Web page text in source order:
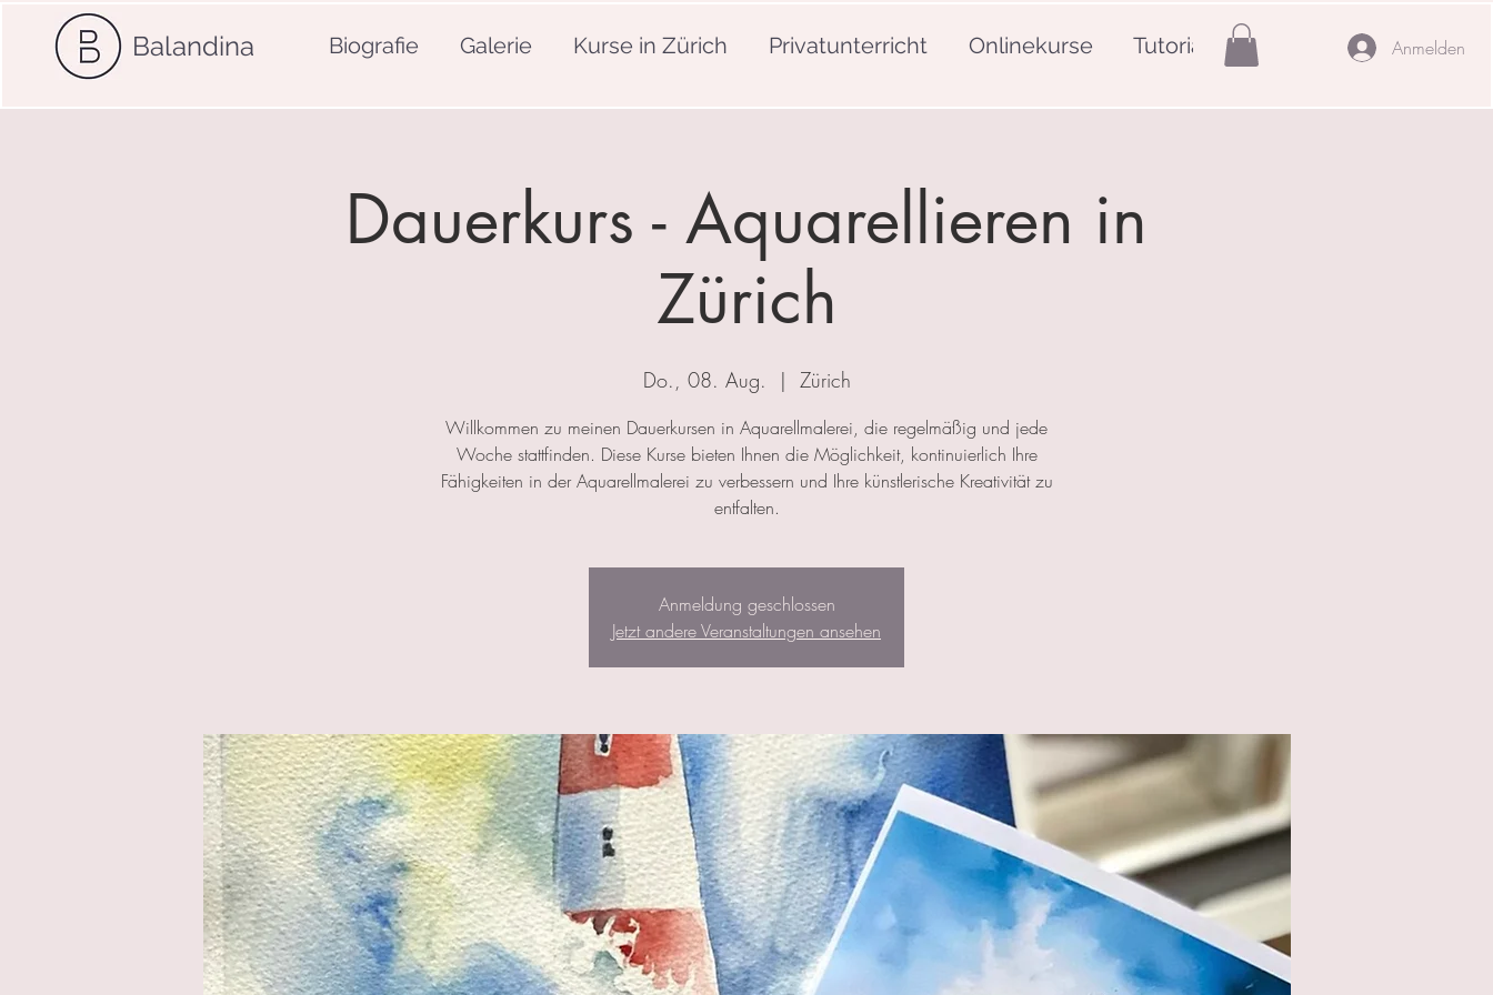
Balandina Biografie Galerie Kurse in Zürich Privatunterricht Onlinekurse Tutorials Anmelden
Dauerkurs - Aquarellieren in
Zürich
Do., 08. Aug.
  |
Zürich
Willkommen zu meinen Dauerkursen in Aquarellmalerei, die regelmäßig und jede
Woche stattfinden. Diese Kurse bieten Ihnen die Möglichkeit, kontinuierlich Ihre
Fähigkeiten in der Aquarellmalerei zu verbessern und Ihre künstlerische Kreativität zu
entfalten.
Anmeldung geschlossen
Jetzt andere Veranstaltungen ansehen